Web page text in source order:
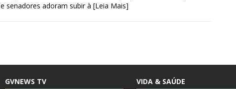
e senadores adoram subir à [Leia Mais]
GVNEWS TV VIDA & SAÚDE